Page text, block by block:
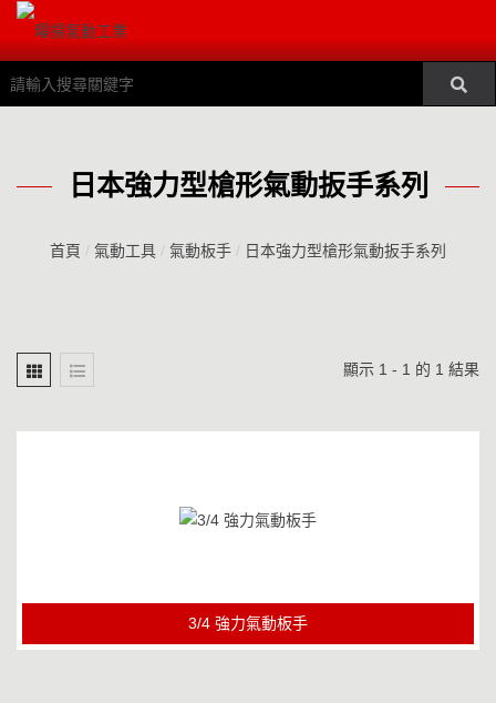
日本強力型槍形氣動扳手系列
首頁 / 氣動工具 / 氣動板手 / 日本強力型槍形氣動扳手系列
顯示 1 - 1 的 1 結果
3/4 強力氣動板手